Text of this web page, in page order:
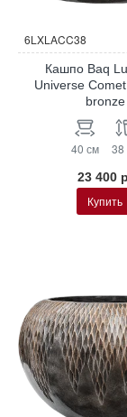
6LXLACC38
Кашпо Baq
Universe
bronze
40 см 38
23 400
Купить